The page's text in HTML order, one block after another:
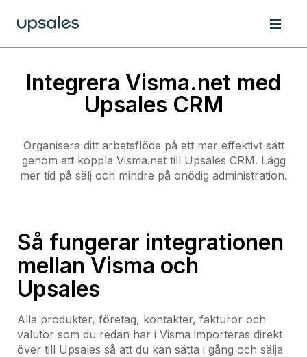
Integrera Visma.net med
Upsales CRM
Organisera ditt arbetsflöde på ett mer effektivt sätt
genom att koppla Visma.net till Upsales CRM. Lägg
mer tid på sälj och mindre på onödig administration.
Så fungerar integrationen
mellan Visma och
Upsales
Alla produkter, företag, kontakter, fakturor och
valutor som du redan har i Visma importeras direkt
över till Upsales så att du kan sätta i gång och sälja